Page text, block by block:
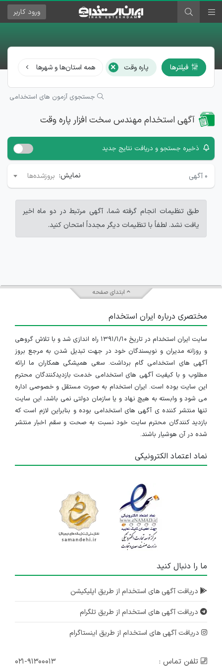
ورود کاربر
فیلترها پاره وقت × همه استان‌ها و شهرها
جستجوی آزمون های استخدامی
آگهی استخدام مهندس سخت افزار پاره وقت
ذخیره جستجو و دریافت نتایج جدید
۰ آگهی نمایش: بروزشده‌ها
طبق تنظیمات انجام گرفته شما، آگهی مرتبط در دو ماه اخیر
یافت نشد. لطفاً با تنظیمات دیگر مجدداً امتحان کنید.
ابتدای صفحه
مختصری درباره ایران استخدام
سایت ایران استخدام در تاریخ ۱۳۹۱/۱/۱۰ راه اندازی شد و با تلاش گروهی
و روزانه مدیران و نویسندگان خود در جهت تبدیل شدن به مرجع بروز
آگهی های استخدامی گام برداشت. سعی همیشگی همکاران ما ارائه
مطلوب و با کیفیت آگهی های استخدامی خدمت بازدیدکنندگان محترم
این سایت بوده است. ایران استخدام به صورت مستقل و خصوصی اداره
می شود و وابسته به هیچ نهاد و یا سازمان دولتی نمی باشد، این سایت
تنها منتشر کننده ی آگهی های استخدامی بوده و بنابراین لازم است که
بازدید کنندگان محترم سایت خود نسبت به صحت و سقم اخبار منتشر
شده در آن هوشیار باشند.
نماد اعتماد الکترونیکی
ما را دنبال کنید
دریافت آگهی های استخدام از طریق اپلیکیشن
دریافت آگهی های استخدام از طریق تلگرام
دریافت آگهی های استخدام از طریق اینستاگرام
تلفن تماس : ۰۲۱-۹۱۳۰۰۰۱۳